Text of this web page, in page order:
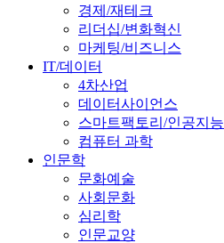
경제/재테크
리더십/변화혁신
마케팅/비즈니스
IT/데이터
4차산업
데이터사이언스
스마트팩토리/인공지능
컴퓨터 과학
인문학
문화예술
사회문화
심리학
인문교양